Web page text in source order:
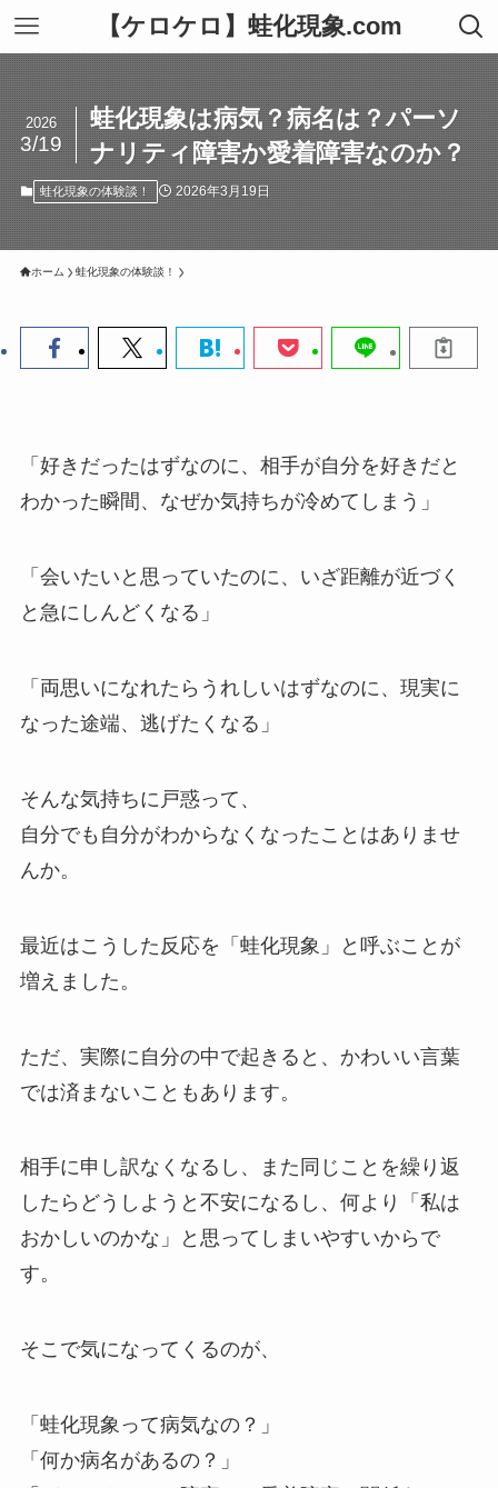
【ケロケロ】蛙化現象.com
蛙化現象は病気？病名は？パーソ
ナリティ障害か愛着障害なのか？
2026
3/19
蛙化現象の体験談！ 2026年3月19日
ホーム 蛙化現象の体験談！
「好きだったはずなのに、相手が自分を好きだと
わかった瞬間、なぜか気持ちが冷めてしまう」
「会いたいと思っていたのに、いざ距離が近づく
と急にしんどくなる」
「両思いになれたらうれしいはずなのに、現実に
なった途端、逃げたくなる」
そんな気持ちに戸惑って、
自分でも自分がわからなくなったことはありませ
んか。
最近はこうした反応を「蛙化現象」と呼ぶことが
増えました。
ただ、実際に自分の中で起きると、かわいい言葉
では済まないこともあります。
相手に申し訳なくなるし、また同じことを繰り返
したらどうしようと不安になるし、何より「私は
おかしいのかな」と思ってしまいやすいからで
す。
そこで気になってくるのが、
「蛙化現象って病気なの？」
「何か病名があるの？」